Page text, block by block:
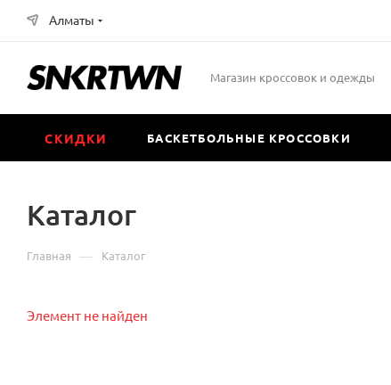
Алматы
Магазин кроссовок и одежды
СКИДКИ БАСКЕТБОЛЬНЫЕ КРОССОВКИ
Каталог
Главная — Каталог
Элемент не найден